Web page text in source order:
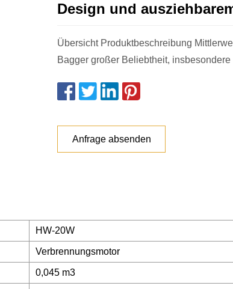
Design und
Übersicht Produktbeschreibung
Bagger großer Beliebtheit,
Anfrage absenden
HW-20W
Verbrennungsmotor
0,045 m3